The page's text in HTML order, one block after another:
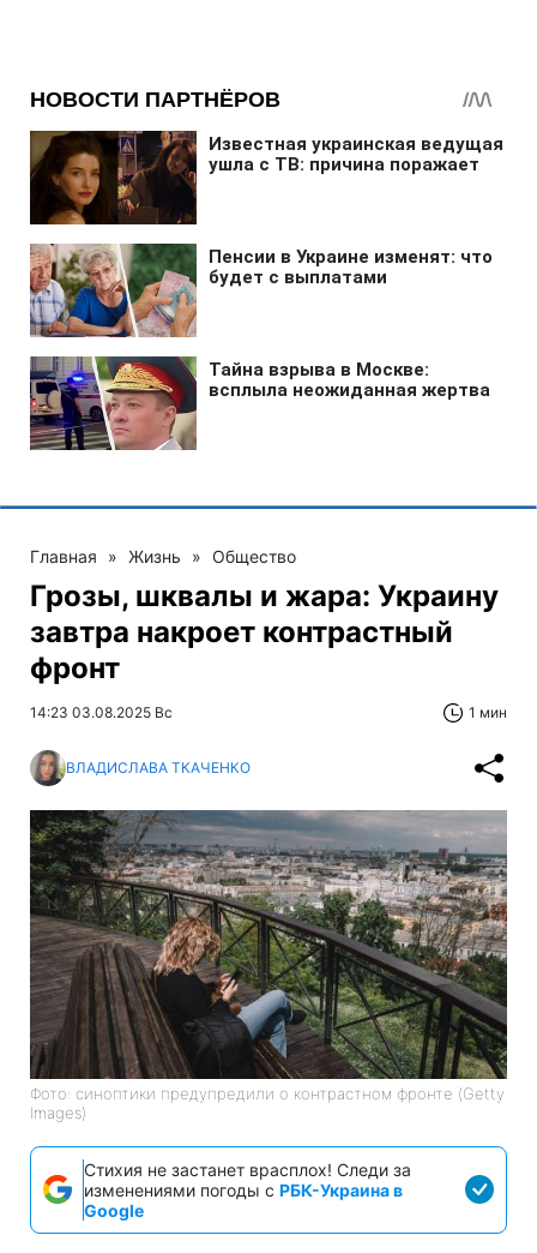
Главная » Жизнь » Общество
Грозы, шквалы и жара: Украину
завтра накроет контрастный
фронт
14:23 03.08.2025 Вс 1 мин
ВЛАДИСЛАВА ТКАЧЕНКО
Фото: синоптики предупредили о контрастном фронте (Getty
Images)
Стихия не застанет врасплох! Следи за
изменениями погоды с РБК-Украина в
Google